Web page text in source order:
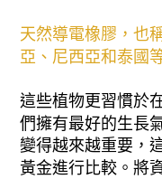
天然導電橡膠，也
亞、尼西亞和泰國
這些植物更習慣於
們擁有最好的生長
變得越來越重要，
黃金進行比較。將